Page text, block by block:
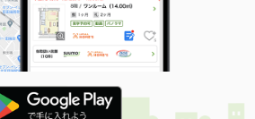
28.8m²
1SK
栄２丁目
5.50万円